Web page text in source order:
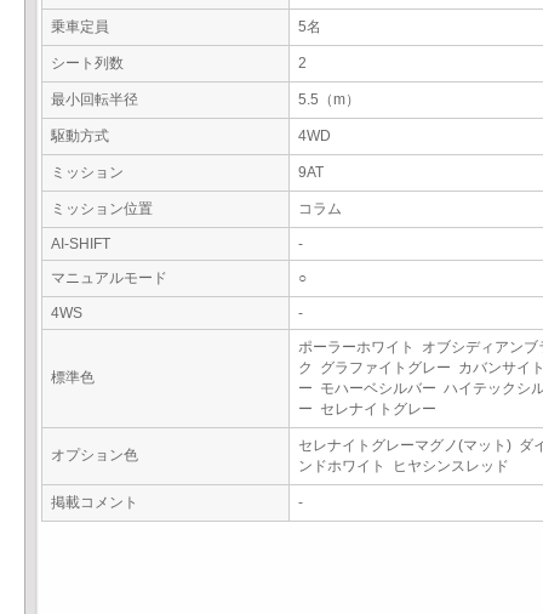
乗車定員 5名
シート列数 2
最小回転半径 5.5（m）
駆動方式 4WD
ミッション 9AT
ミッション位置 コラム
AI-SHIFT
-
マニュアルモード
○
4WS -
標準色
ポーラーホワイト オブシディアンブ
ク グラファイトグレー カバンサイ
ー モハーベシルバー ハイテックシ
ー セレナイトグレー
オプション色
セレナイトグレーマグノ(マット) ダ
ンドホワイト ヒヤシンスレッド
掲載コメント -